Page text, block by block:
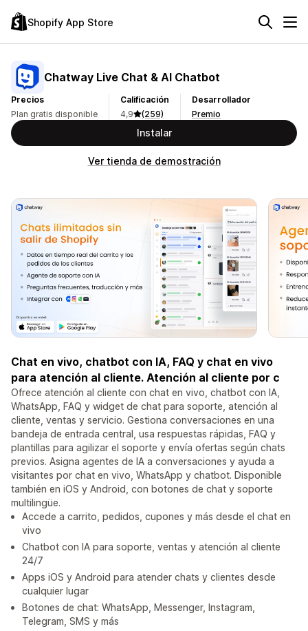
Shopify App Store
Chatway Live Chat & AI Chatbot
Precios
Plan gratis disponible
Calificación
4,9
(259)
Desarrollador
Premio
Instalar
Ver tienda de demostración
Chat en vivo, chatbot con IA, FAQ y chat en vivo
para atención al cliente. Atención al cliente por c
Ofrece atención al cliente con chat en vivo, chatbot con IA,
WhatsApp, FAQ y widget de chat para soporte, atención al
cliente, ventas y servicio. Gestiona conversaciones en una
bandeja de entrada central, usa respuestas rápidas, FAQ y
plantillas para agilizar el soporte y envía ofertas según chats
previos. Asigna agentes de IA a conversaciones y ayuda a
visitantes por chat en vivo, WhatsApp y chatbot. Disponible
también en iOS y Android, con botones de chat y soporte
multilingüe.
Accede a carrito, pedidos, cupones y más desde el chat en
vivo
Chatbot con IA para soporte, ventas y atención al cliente
24/7
Apps iOS y Android para atender chats y clientes desde
cualquier lugar
Botones de chat: WhatsApp, Messenger, Instagram,
Telegram, SMS y más